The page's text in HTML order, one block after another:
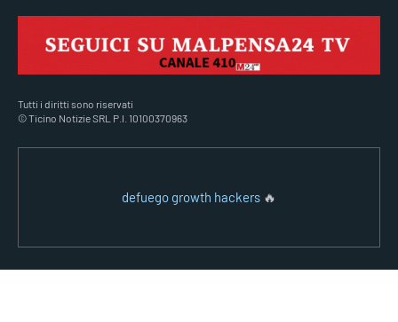
Tutti i diritti sono riservati
© Ticino Notizie SRL P.I. 10100370963
defuego growth hackers 🔥